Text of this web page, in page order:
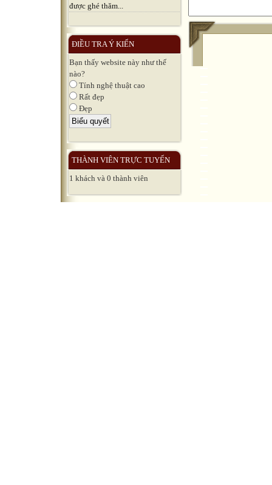
được ghé thăm...
ĐIỀU TRA Ý KIẾN
Bạn thấy website này như thế
nào?
Tính nghệ thuật cao
Rất đẹp
Đẹp
THÀNH VIÊN TRỰC TUYẾN
1 khách và 0 thành viên